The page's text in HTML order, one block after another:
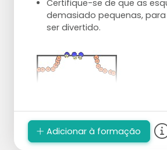
Certifique-se de que as
demasiado pequenas,
ser divertido.
Adicionar à formação